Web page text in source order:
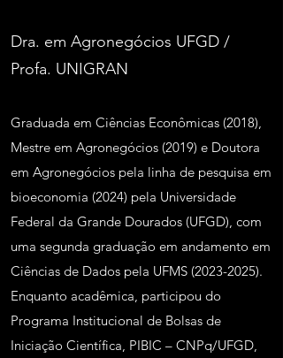
Dra. em Agronegócios UFGD /
Profa. UNIGRAN
Graduada em Ciências Econômicas (2018),
Mestre em Agronegócios (2019) e Doutora
em Agronegócios pela linha de pesquisa em
bioeconomia (2024) pela Universidade
Federal da Grande Dourados (UFGD), com
uma segunda graduação em andamento em
Ciências de Dados pela UFMS (2023-2025).
Enquanto acadêmica, participou do
Programa Institucional de Bolsas de
Iniciação Científica, PIBIC – CNPq/UFGD,